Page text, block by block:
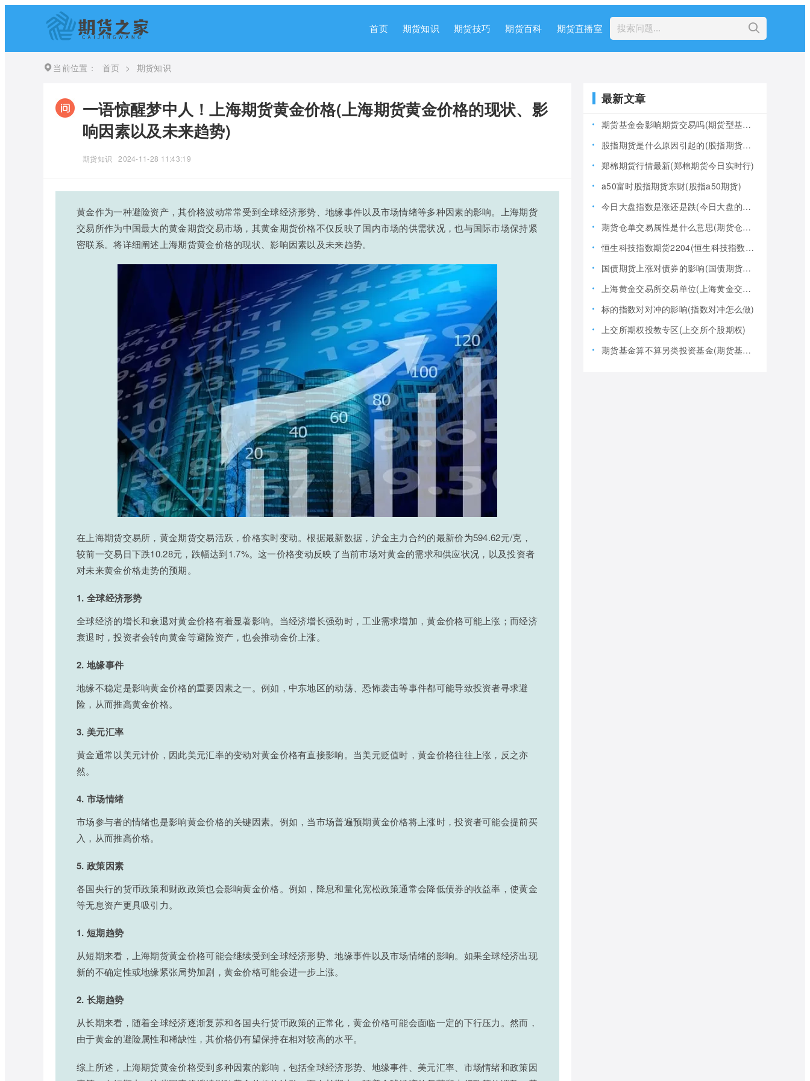
首页 期货知识 期货技巧 期货百科 期货直播室
当前位置： 首页 > 期货知识
一语惊醒梦中人！上海期货黄金价格(上海期货黄金价格的现状、影
响因素以及未来趋势)
期货知识 2024-11-28 11:43:19
黄金作为一种避险资产，其价格波动常常受到全球经济形势、地缘事件以及市场情绪等多种因素的影响。上海期货
交易所作为中国最大的黄金期货交易市场，其黄金期货价格不仅反映了国内市场的供需状况，也与国际市场保持紧
密联系。将详细阐述上海期货黄金价格的现状、影响因素以及未来趋势。
在上海期货交易所，黄金期货交易活跃，价格实时变动。根据最新数据，沪金主力合约的最新价为594.62元/克，
较前一交易日下跌10.28元，跌幅达到1.7%。这一价格变动反映了当前市场对黄金的需求和供应状况，以及投资者
对未来黄金价格走势的预期。
1. 全球经济形势
全球经济的增长和衰退对黄金价格有着显著影响。当经济增长强劲时，工业需求增加，黄金价格可能上涨；而经济
衰退时，投资者会转向黄金等避险资产，也会推动金价上涨。
2. 地缘事件
地缘不稳定是影响黄金价格的重要因素之一。例如，中东地区的动荡、恐怖袭击等事件都可能导致投资者寻求避
险，从而推高黄金价格。
3. 美元汇率
黄金通常以美元计价，因此美元汇率的变动对黄金价格有直接影响。当美元贬值时，黄金价格往往上涨，反之亦
然。
4. 市场情绪
市场参与者的情绪也是影响黄金价格的关键因素。例如，当市场普遍预期黄金价格将上涨时，投资者可能会提前买
入，从而推高价格。
5. 政策因素
各国央行的货币政策和财政政策也会影响黄金价格。例如，降息和量化宽松政策通常会降低债券的收益率，使黄金
等无息资产更具吸引力。
1. 短期趋势
从短期来看，上海期货黄金价格可能会继续受到全球经济形势、地缘事件以及市场情绪的影响。如果全球经济出现
新的不确定性或地缘紧张局势加剧，黄金价格可能会进一步上涨。
2. 长期趋势
从长期来看，随着全球经济逐渐复苏和各国央行货币政策的正常化，黄金价格可能会面临一定的下行压力。然而，
由于黄金的避险属性和稀缺性，其价格仍有望保持在相对较高的水平。
综上所述，上海期货黄金价格受到多种因素的影响，包括全球经济形势、地缘事件、美元汇率、市场情绪和政策因
最新文章
期货基金会影响期货交易吗(期货型基金风险大吗)
股指期货是什么原因引起的(股指期货产生的原因)
郑棉期货行情最新(郑棉期货今日实时行)
a50富时股指期货东财(股指a50期货)
今日大盘指数是涨还是跌(今日大盘的指数是多少)
期货仓单交易属性是什么意思(期货仓是什么意思)
恒生科技指数期货2204(恒生科技指数期货夜盘)
国债期货上涨对债券的影响(国债期货上涨对债券的影响大吗)
上海黄金交易所交易单位(上海黄金交易所全称)
标的指数对对冲的影响(指数对冲怎么做)
上交所期权投教专区(上交所个股期权)
期货基金算不算另类投资基金(期货基金是期货还是基金)